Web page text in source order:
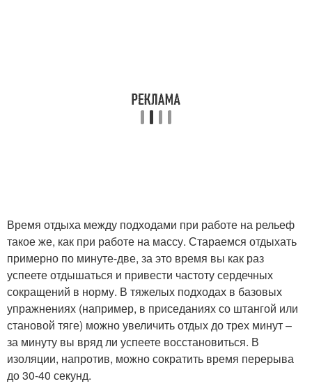
Время отдыха между подходами при работе на рельеф
такое же, как при работе на массу. Стараемся отдыхать
примерно по минуте-две, за это время вы как раз
успеете отдышаться и привести частоту сердечных
сокращений в норму. В тяжелых подходах в базовых
упражнениях (например, в приседаниях со штангой или
становой тяге) можно увеличить отдых до трех минут –
за минуту вы вряд ли успеете восстановиться. В
изоляции, напротив, можно сократить время перерыва
до 30-40 секунд.